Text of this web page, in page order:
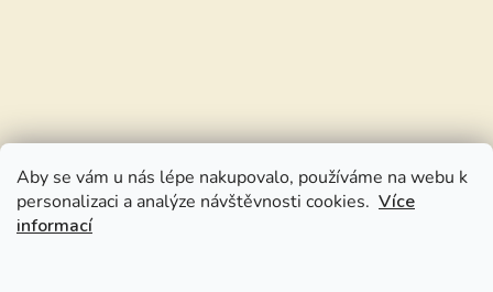
Aby se vám u nás lépe nakupovalo, používáme na webu k
personalizaci a analýze návštěvnosti cookies. Více
informací